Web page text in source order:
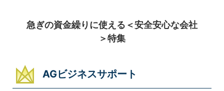
急ぎの資金繰りに使える＜安全安心な会社
＞特集
AGビジネスサポート